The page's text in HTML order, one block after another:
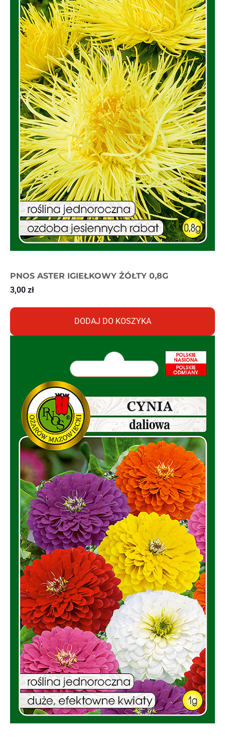
PNOS ASTER IGIEŁKOWY ŻÓŁTY 0,8G
3,00 zł
DODAJ DO KOSZYKA